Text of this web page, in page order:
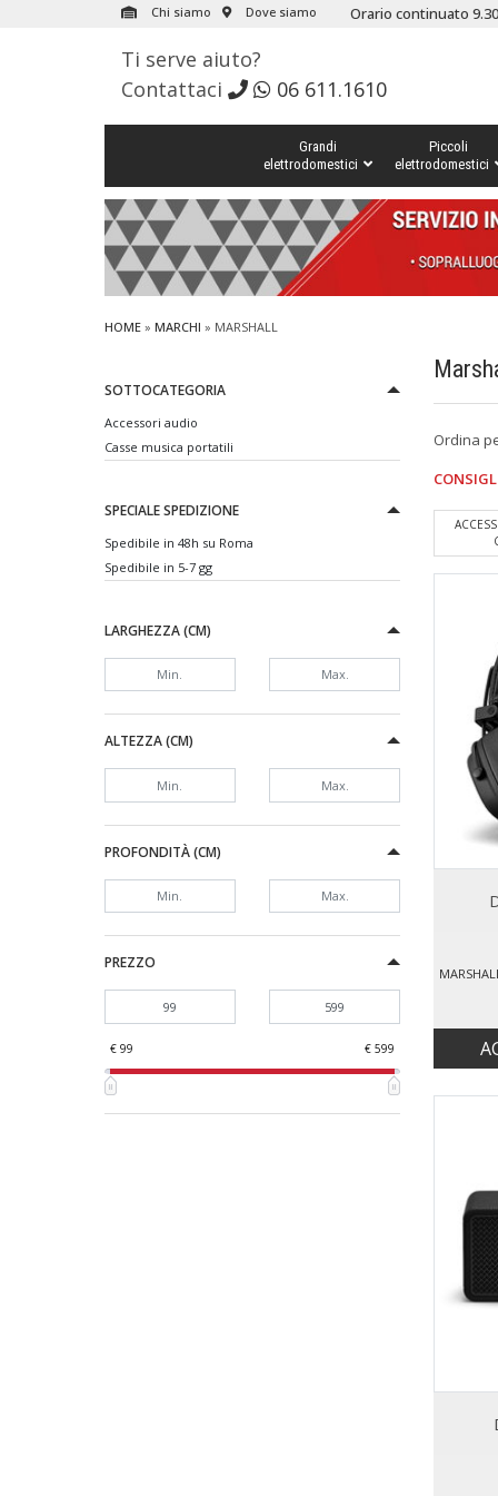
Chi siamo Dove siamo Orario continuato
Ti serve aiuto?
Contattaci
06 611.1610
Grandi
elettrodomestici
Piccoli
elettrodomestici
HOME» MARCHI » MARSHALL
SOTTOCATEGORIA
Accessori audio
Casse musica portatili
SPECIALE SPEDIZIONE
Spedibile in 48h su Roma
Spedibile in 5-7 gg
LARGHEZZA (CM)
ALTEZZA (CM)
PROFONDITÀ (CM)
PREZZO
€ 99 € 599
Ordina